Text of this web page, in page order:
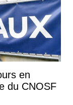
en
du CNOSF